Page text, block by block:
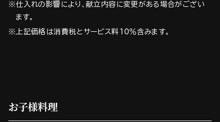
※仕入れの影響により、献立内容に変更がある場合がござい
ます。
※上記価格は消費税とサービス料10％含みます。
お子様料理